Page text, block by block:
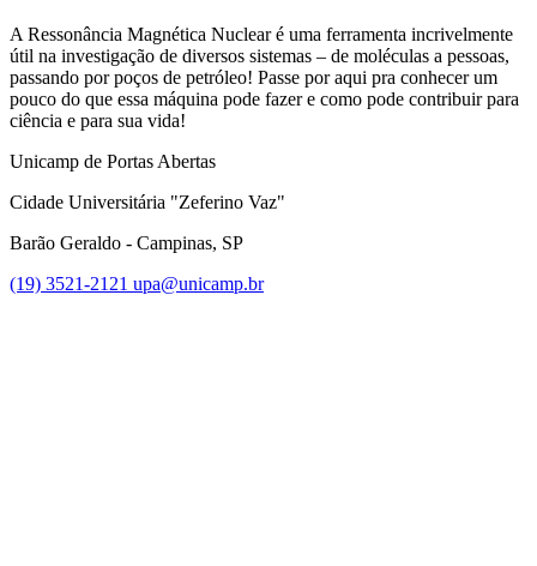
A Ressonância Magnética Nuclear é uma ferramenta incrivelmente
útil na investigação de diversos sistemas – de moléculas a pessoas,
passando por poços de petróleo! Passe por aqui pra conhecer um
pouco do que essa máquina pode fazer e como pode contribuir para
ciência e para sua vida!
Unicamp de Portas Abertas
Cidade Universitária "Zeferino Vaz"
Barão Geraldo - Campinas, SP
(19) 3521-2121 upa@unicamp.br